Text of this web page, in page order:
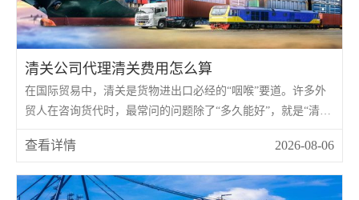
清关公司代理清关费用怎么算
在国际贸易中，清关是货物进出口必经的“咽喉”要道。许多外
贸人在咨询货代时，最常问的问题除了“多久能好”，就是“清关
查看详情 2026-08-06